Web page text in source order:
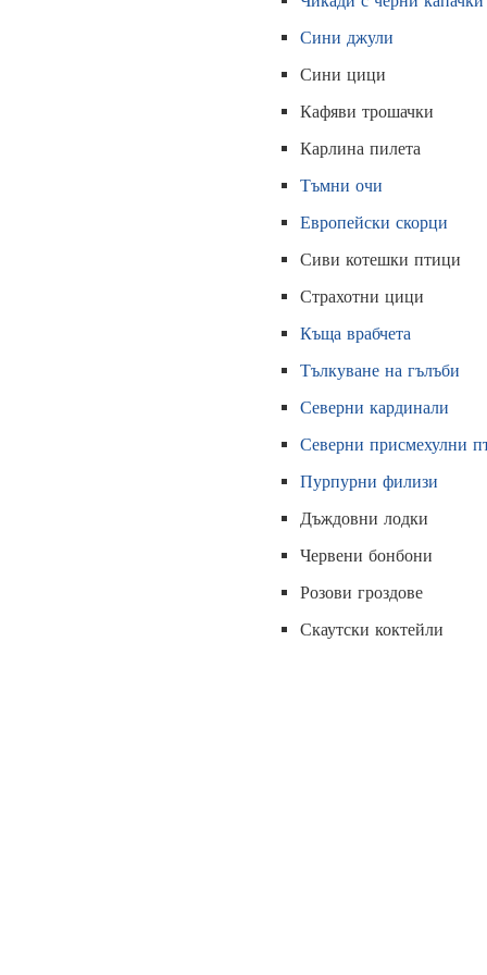
Сини джули
Сини цици
Кафяви трошачки
Карлина пилета
Тъмни очи
Европейски скорци
Сиви котешки птици
Страхотни цици
Къща врабчета
Тълкуване на гълъби
Северни кардинали
Северни присмехулни
Пурпурни филизи
Дъждовни лодки
Червени бонбони
Розови гроздове
Скаутски коктейли